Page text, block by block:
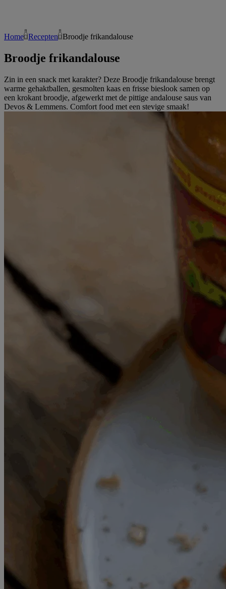
Home Recepten Broodje frikandalouse
Broodje frikandalouse
Zin in een snack met karakter? Deze Broodje frikandalouse brengt
warme gehaktballen, gesmolten kaas en frisse bieslook samen op
een krokant broodje, afgewerkt met de pittige andalouse saus van
Devos & Lemmens. Comfort food met een stevige smaak!